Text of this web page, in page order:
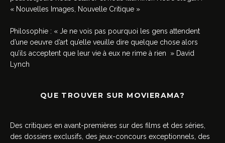
« Nouvelles Images, Nouvelle Critique »
Philosophie : « Je ne vois pas pourquoi les gens attendent
d’une oeuvre d’art qu’elle veuille dire quelque chose alors
qu’ils acceptent que leur vie à eux ne rime à rien » David
Lynch
QUE TROUVER SUR MOVIERAMA?
Des critiques en avant-premières sur des films et des séries,
des dossiers exclusifs, des jeux-concours exceptionnels, des